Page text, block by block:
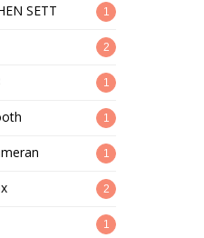
SETT 1
2
1
1
1
2
1